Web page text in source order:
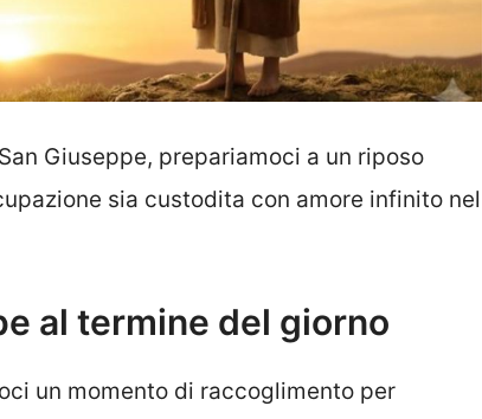
Giuseppe, prepariamoci a un riposo
sia custodita con amore infinito nel
al termine del giorno
un momento di raccoglimento per